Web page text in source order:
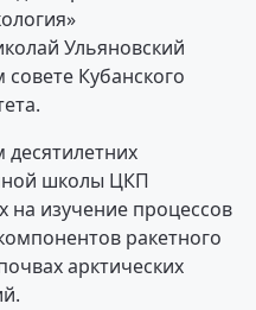
Ульяновский
Кубанского
школы ЦКП
на изучение процессов
ракетного
арктических